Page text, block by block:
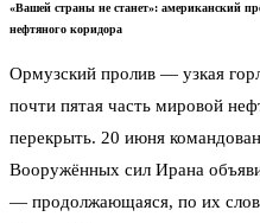
«Вашей страны не станет»: американский
нефтяного коридора
Ормузский пролив — узкая
почти пятая часть мировой
перекрыть. 20 июня
Вооружённых сил Ирана
— продолжающаяся, по их